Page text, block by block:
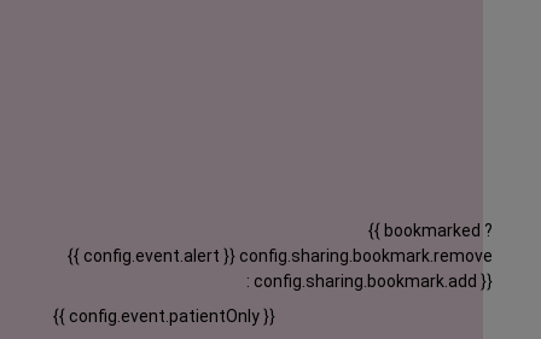
{{ config.event.alert }}
{{ bookmarked ?
config.sharing.bookmark.remove
: config.sharing.bookmark.add }}
{{ config.event.patientOnly }}